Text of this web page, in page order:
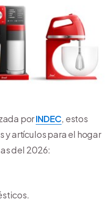
porINDEC, estos
y artículos para el hogar
del 2026: